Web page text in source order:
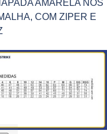
AMARELA NOS
COM ZIPER E